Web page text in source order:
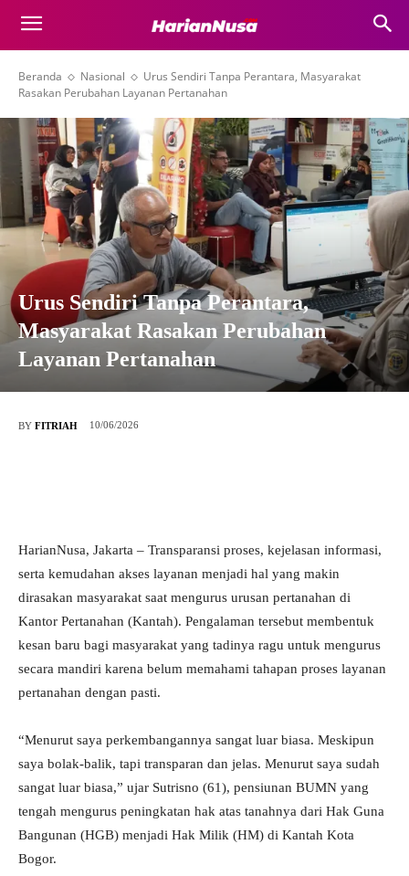
Beranda Nasional
Urus Sendiri Tanpa Perantara, Masyarakat
Rasakan Perubahan Layanan Pertanahan
Urus Sendiri Tanpa Perantara,
Masyarakat Rasakan Perubahan
Layanan Pertanahan
BY FITRIAH 10/06/2026
HarianNusa, Jakarta – Transparansi proses, kejelasan informasi,
serta kemudahan akses layanan menjadi hal yang makin
dirasakan masyarakat saat mengurus urusan pertanahan di
Kantor Pertanahan (Kantah). Pengalaman tersebut membentuk
kesan baru bagi masyarakat yang tadinya ragu untuk mengurus
secara mandiri karena belum memahami tahapan proses layanan
pertanahan dengan pasti.
“Menurut saya perkembangannya sangat luar biasa. Meskipun
saya bolak-balik, tapi transparan dan jelas. Menurut saya sudah
sangat luar biasa,” ujar Sutrisno (61), pensiunan BUMN yang
tengah mengurus peningkatan hak atas tanahnya dari Hak Guna
Bangunan (HGB) menjadi Hak Milik (HM) di Kantah Kota
Bogor.